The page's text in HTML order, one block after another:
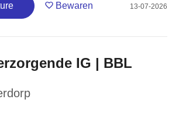
Bewaren 13-07-2026
IG | BBL